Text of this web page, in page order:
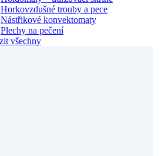
Horkovzdušné trouby a pece
Nástřikové konvektomaty
Plechy na pečení
všechny